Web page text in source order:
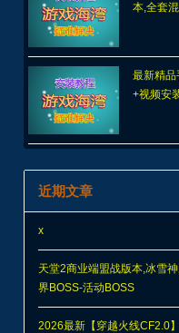
本,全套
最新精品
+视频安
近期文章
x
天堂2商业端盟战版本,冰雪
界BOSS-活动BOSS
2026最新【穿越火线CF2.0